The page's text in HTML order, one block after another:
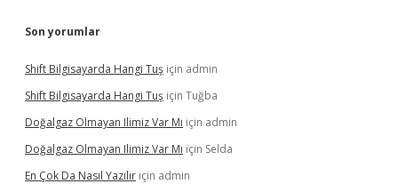
Son yorumlar
Shift Bilgisayarda Hangi Tuş için admin
Shift Bilgisayarda Hangi Tuş için Tuğba
Doğalgaz Olmayan Ilimiz Var Mı için admin
Doğalgaz Olmayan Ilimiz Var Mı için Selda
En Çok Da Nasıl Yazılır için admin